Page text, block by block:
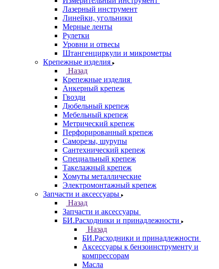
Лазерный инструмент
Линейки, угольники
Мерные ленты
Рулетки
Уровни и отвесы
Штангенциркули и микрометры
Крепежные изделия
Назад
Крепежные изделия
Анкерный крепеж
Гвозди
Дюбельный крепеж
Мебельный крепеж
Метрический крепеж
Перфорированный крепеж
Саморезы, шурупы
Сантехнический крепеж
Специальный крепеж
Такелажный крепеж
Хомуты металлические
Электромонтажный крепеж
Запчасти и аксессуары
Назад
Запчасти и аксессуары
БИ.Расходники и принадлежности
Назад
БИ.Расходники и принадлежности
Аксессуары к бензоинструменту и
компрессорам
Масла